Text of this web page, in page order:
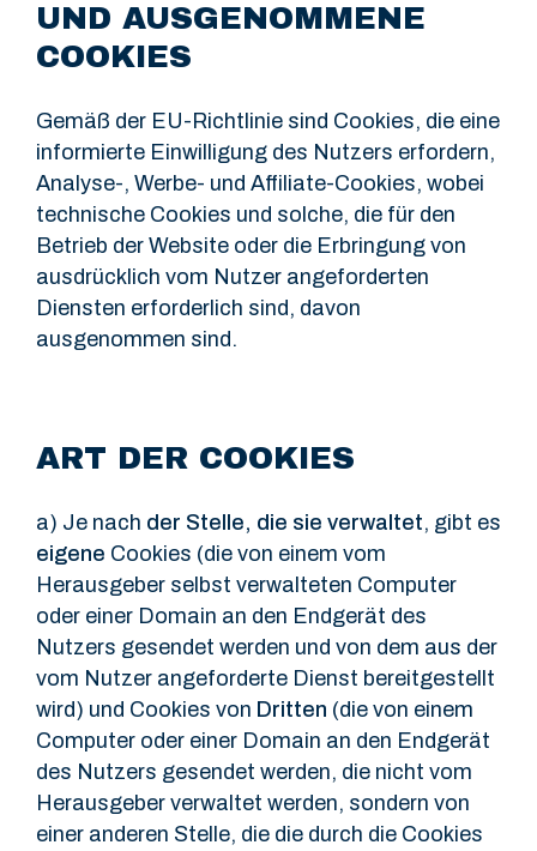
UND AUSGENOMMENE
COOKIES
Gemäß der EU-Richtlinie sind Cookies, die eine
informierte Einwilligung des Nutzers erfordern,
Analyse-, Werbe- und Affiliate-Cookies, wobei
technische Cookies und solche, die für den
Betrieb der Website oder die Erbringung von
ausdrücklich vom Nutzer angeforderten
Diensten erforderlich sind, davon
ausgenommen sind.
ART DER COOKIES
a) Je nach der Stelle, die sie verwaltet, gibt es
eigene Cookies (die von einem vom
Herausgeber selbst verwalteten Computer
oder einer Domain an den Endgerät des
Nutzers gesendet werden und von dem aus der
vom Nutzer angeforderte Dienst bereitgestellt
wird) und Cookies von Dritten (die von einem
Computer oder einer Domain an den Endgerät
des Nutzers gesendet werden, die nicht vom
Herausgeber verwaltet werden, sondern von
einer anderen Stelle, die die durch die Cookies